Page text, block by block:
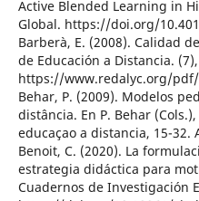
Active Blended Learning in
Global. https://doi.org/
Barberà, E. (2008). Calidad
de Educación a Distancia.
https://www.redalyc.org/
Behar, P. (2009). Modelos
distância. En P. Behar
educaçao a distancia, 15-32.
Benoit, C. (2020). La
estrategia didáctica para
Cuadernos de Investigación